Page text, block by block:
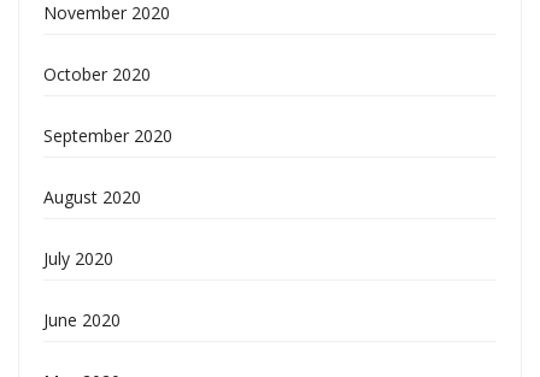
November 2020
October 2020
September 2020
August 2020
July 2020
June 2020